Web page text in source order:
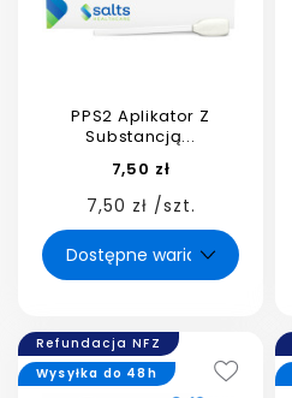
PPS2 Aplikator Z
Substancją...
7,50 zł
7,50 zł /szt.
Refundacja NFZ
Wysyłka do 48h